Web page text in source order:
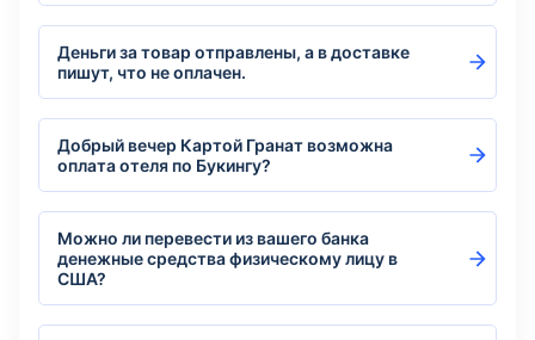
Деньги за товар отправлены, а в доставке
пишут, что не оплачен.
Добрый вечер Картой Гранат возможна
оплата отеля по Букингу?
Можно ли перевести из вашего банка
денежные средства физическому лицу в
США?